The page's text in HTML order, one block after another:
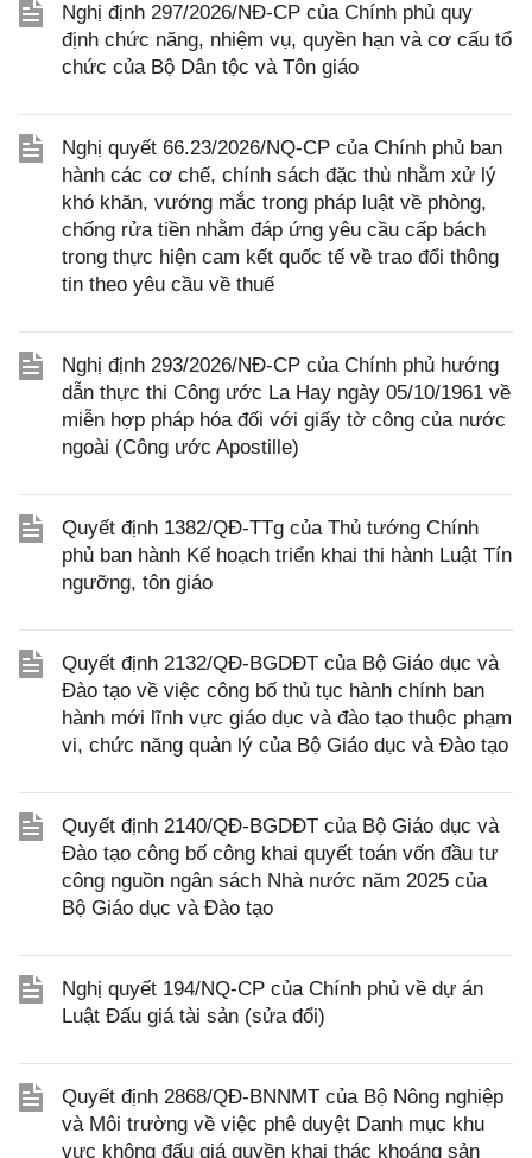
Nghị định 297/2026/NĐ-CP của Chính phủ quy
định chức năng, nhiệm vụ, quyền hạn và cơ cấu tổ
chức của Bộ Dân tộc và Tôn giáo
Nghị quyết 66.23/2026/NQ-CP của Chính phủ ban
hành các cơ chế, chính sách đặc thù nhằm xử lý
khó khăn, vướng mắc trong pháp luật về phòng,
chống rửa tiền nhằm đáp ứng yêu cầu cấp bách
trong thực hiện cam kết quốc tế về trao đổi thông
tin theo yêu cầu về thuế
Nghị định 293/2026/NĐ-CP của Chính phủ hướng
dẫn thực thi Công ước La Hay ngày 05/10/1961 về
miễn hợp pháp hóa đối với giấy tờ công của nước
ngoài (Công ước Apostille)
Quyết định 1382/QĐ-TTg của Thủ tướng Chính
phủ ban hành Kế hoạch triển khai thi hành Luật Tín
ngưỡng, tôn giáo
Quyết định 2132/QĐ-BGDĐT của Bộ Giáo dục và
Đào tạo về việc công bố thủ tục hành chính ban
hành mới lĩnh vực giáo dục và đào tạo thuộc phạm
vi, chức năng quản lý của Bộ Giáo dục và Đào tạo
Quyết định 2140/QĐ-BGDĐT của Bộ Giáo dục và
Đào tạo công bố công khai quyết toán vốn đầu tư
công nguồn ngân sách Nhà nước năm 2025 của
Bộ Giáo dục và Đào tạo
Nghị quyết 194/NQ-CP của Chính phủ về dự án
Luật Đấu giá tài sản (sửa đổi)
Quyết định 2868/QĐ-BNNMT của Bộ Nông nghiệp
và Môi trường về việc phê duyệt Danh mục khu
vực không đấu giá quyền khai thác khoáng sản